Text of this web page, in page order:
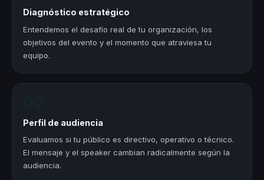
Diagnóstico estratégico
Entendemos el desafío real de tu organización, los
objetivos del evento y el momento que atraviesa tu
equipo.
Perfil de audiencia
Evaluamos si tu público es directivo, operativo o técnico.
El mensaje y el speaker cambian radicalmente según la
audiencia.